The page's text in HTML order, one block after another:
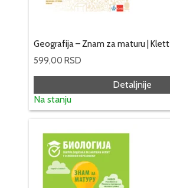
Geografija – Znam za maturu | Klett
599,00 RSD
Detaljnije
Na stanju